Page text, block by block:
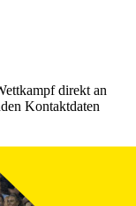
direkt an
Kontaktdaten